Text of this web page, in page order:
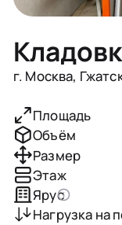
г. Москва,
Площадь
Объём
Размер
Этаж
Ярус
Нагрузка на